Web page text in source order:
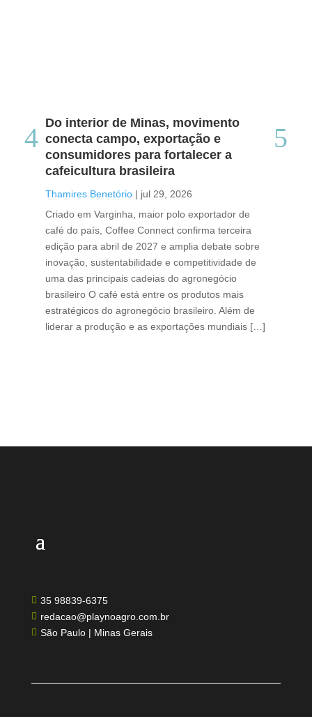
Do interior de Minas, movimento
conecta campo, exportação e
consumidores para fortalecer a
cafeicultura brasileira
Thamires Benetório | jul 29, 2026
Criado em Varginha, maior polo exportador de
café do país, Coffee Connect confirma terceira
edição para abril de 2027 e amplia debate sobre
inovação, sustentabilidade e competitividade de
uma das principais cadeias do agronegócio
brasileiro O café está entre os produtos mais
estratégicos do agronegócio brasileiro. Além de
liderar a produção e as exportações mundiais […]
 35 98839-6375
 redacao@playnoagro.com.br
 São Paulo | Minas Gerais